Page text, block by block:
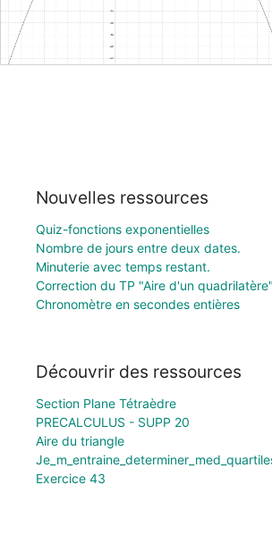
Nouvelles ressources
Quiz-fonctions exponentielles
Nombre de jours entre deux dates.
Minuterie avec temps restant.
Correction du TP "Aire d'un quadrilatère"
Chronomètre en secondes entières
Découvrir des ressources
Section Plane Tétraèdre
PRECALCULUS - SUPP 20
Aire du triangle
Exercice 43